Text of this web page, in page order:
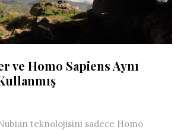
ve Homo Sapiens Aynı
teknolojisini sadece Homo